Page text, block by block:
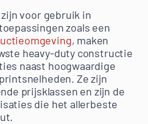
voor gebruik in
zoals een
, maken
heavy-duty constructie
naast hoogwaardige
Ze zijn
prijsklassen en zijn de
die het allerbeste